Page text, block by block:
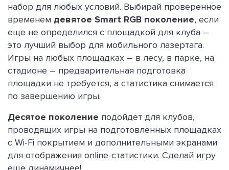
набор для любых условий. Выбирай проверенное
временем девятое Smart RGB поколение, если
еще не определился с площадкой для клуба –
это лучший выбор для мобильного лазертага.
Игры на любых площадках – в лесу, в парке, на
стадионе – предварительная подготовка
площадки не требуется, а статистика снимается
по завершению игры.
Десятое поколение подойдет для клубов,
проводящих игры на подготовленных площадках
с Wi-Fi покрытием и дополнительными экранами
для отображения online-статистики. Сделай игру